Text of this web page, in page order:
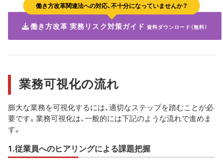
働き方改革関連法への対応、不十分になっていませんか？
働き方改革 実務リスク対策ガイド 資料ダウンロード（無料）
業務可視化の流れ
膨大な業務を可視化するには、適切なステップを踏むことが必
要です。業務可視化は、一般的には下記のような流れで進めま
す。
1.従業員へのヒアリングによる課題把握